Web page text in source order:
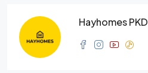
Hayhomes PKD